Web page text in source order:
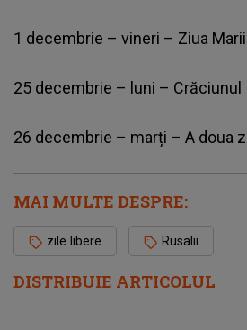
DISTRIBUIE ARTICOLUL
1 decembrie – vineri – Ziua
25 decembrie – luni – Crăciunul
26 decembrie – marți – A doua
MAI MULTE DESPRE:
zile libere Rusalii